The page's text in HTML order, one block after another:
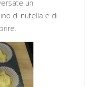
un
di nutella e di